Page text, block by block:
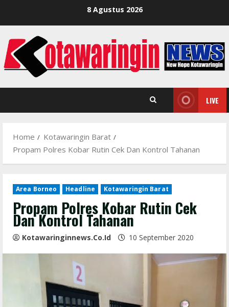
8 Agustus 2026
LIVE
Home
Kotawaringin Barat
Propam Polres Kobar Rutin Cek Dan Kontrol Tahanan
Area Borneo Headline Kotawaringin Barat
Propam Polres Kobar Rutin Cek
Dan Kontrol Tahanan
Kotawaringinnews.co.id 10 September 2020